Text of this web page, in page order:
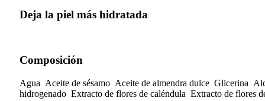
Deja la piel más hidratada
Composición
Agua Aceite de sésamo Aceite de almendra dulce Glicerina
hidrogenado Extracto de flores de caléndula Extracto de flores